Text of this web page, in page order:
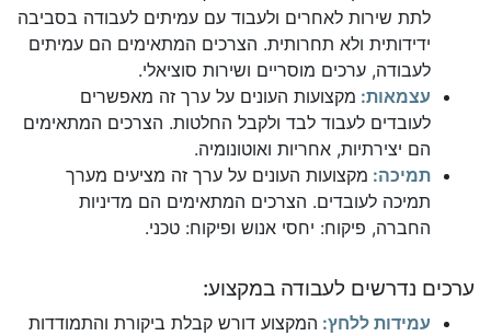
לתת שירות לאחרים ולעבוד עם עמיתים לעבודה בסביבה
ידידותית ולא תחרותית. הצרכים המתאימים הם עמיתים
לעבודה, ערכים מוסריים ושירות סוציאלי.
עצמאות: מקצועות העונים על ערך זה מאפשרים
לעובדים לעבוד לבד ולקבל החלטות. הצרכים המתאימים
הם יצירתיות, אחריות ואוטונומיה.
תמיכה: מקצועות העונים על ערך זה מציעים מערך
תמיכה לעובדים. הצרכים המתאימים הם מדיניות
החברה, פיקוח: יחסי אנוש ופיקוח: טכני.
ערכים נדרשים לעבודה במקצוע:
עמידות ללחץ: המקצוע דורש קבלת ביקורת והתמודדות